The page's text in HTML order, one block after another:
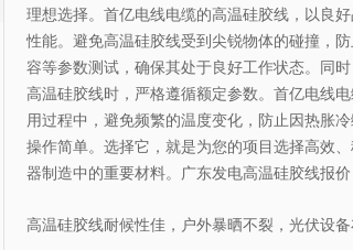
理想选择。首亿电线电缆的高温硅胶线，以良
性能。避免高温硅胶线受到尖锐物体的碰撞，
容等参数测试，确保其处于良好工作状态。同
高温硅胶线时，严格遵循额定参数。首亿电线
用过程中，避免频繁的温度变化，防止因热胀
操作简单。选择它，就是为您的项目选择高效
器制造中的重要材料。广东发电高温硅胶线报价
高温硅胶线耐候性佳，户外暴晒不裂，光伏设